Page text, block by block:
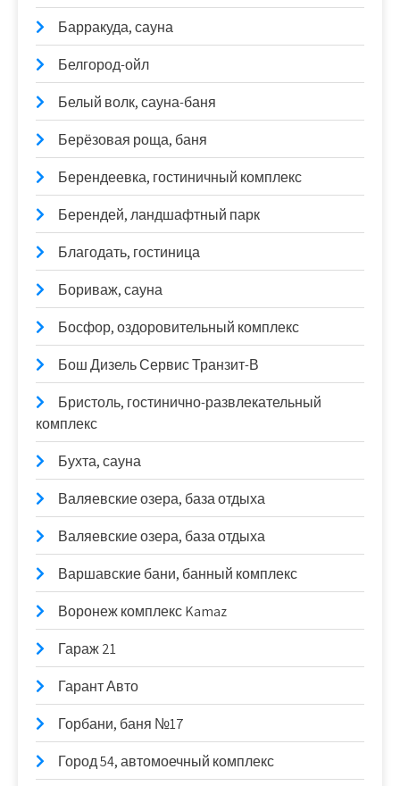
Барракуда, сауна
Белгород-ойл
Белый волк, сауна-баня
Берёзовая роща, баня
Берендеевка, гостиничный комплекс
Берендей, ландшафтный парк
Благодать, гостиница
Бориваж, сауна
Босфор, оздоровительный комплекс
Бош Дизель Сервис Транзит-В
Бристоль, гостинично-развлекательный
комплекс
Бухта, сауна
Валяевские озера, база отдыха
Валяевские озера, база отдыха
Варшавские бани, банный комплекс
Воронеж комплекс Kamaz
Гараж 21
Гарант Авто
Горбани, баня №17
Город 54, автомоечный комплекс